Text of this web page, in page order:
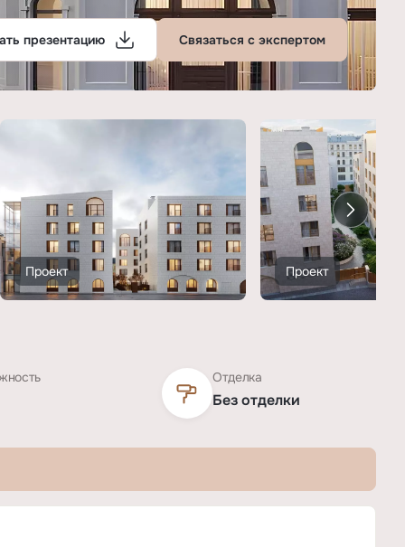
презентацию Связаться с экспертом
Проект Проект
Отделка
Без отделки